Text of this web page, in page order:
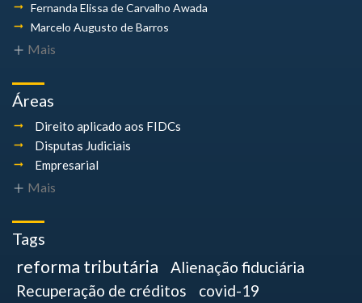
Fernanda Elissa de Carvalho Awada
Marcelo Augusto de Barros
Mais
Áreas
Direito aplicado aos FIDCs
Disputas Judiciais
Empresarial
Mais
Tags
reforma tributária
Alienação fiduciária
Recuperação de créditos
covid-19